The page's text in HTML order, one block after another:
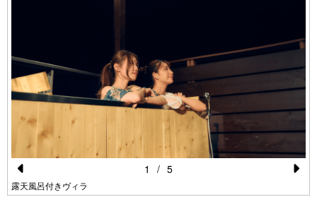
Pr
露天風呂付きヴィラ
1 / 5